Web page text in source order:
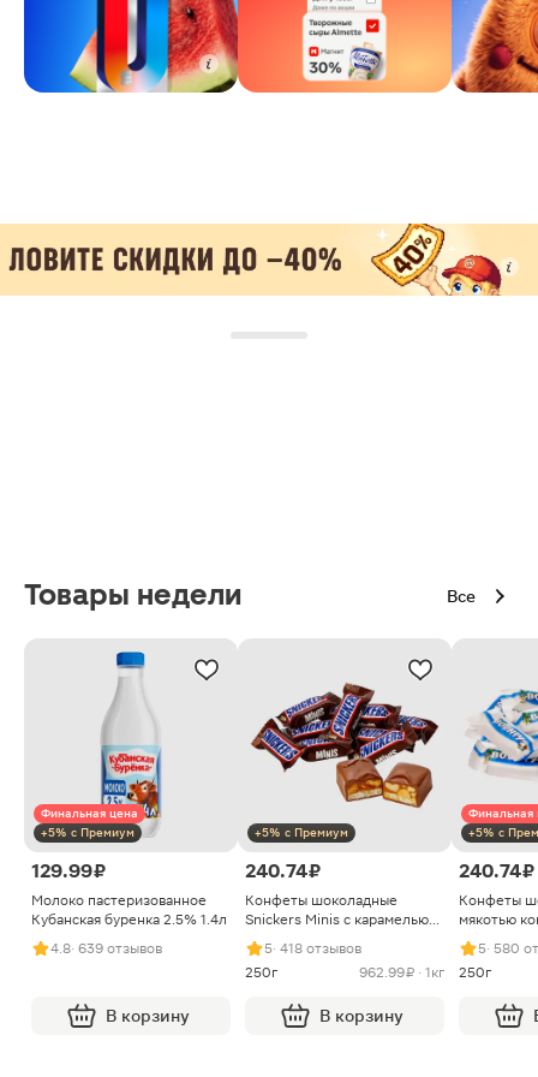
Товары недели Все
Финальная цена
+5% с Премиум
129.99 ₽
Молоко пастеризованное
Кубанская буренка 2.5% 1.4л
4.8· 639 отзывов
В корзину
+5% с Премиум
240.74 ₽
Конфеты шоколадные
Snickers Minis с карамелью
арахисом и нугой
5· 418 отзывов
250г
962.99 ₽ · 1кг
В корзину
Финальная
+5% с
240.74 ₽
Конфеты
мякотью
5· 580
250г